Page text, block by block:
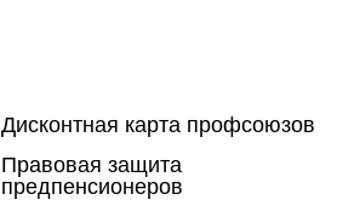
Дисконтная карта профсоюзов
Правовая защита
предпенсионеров